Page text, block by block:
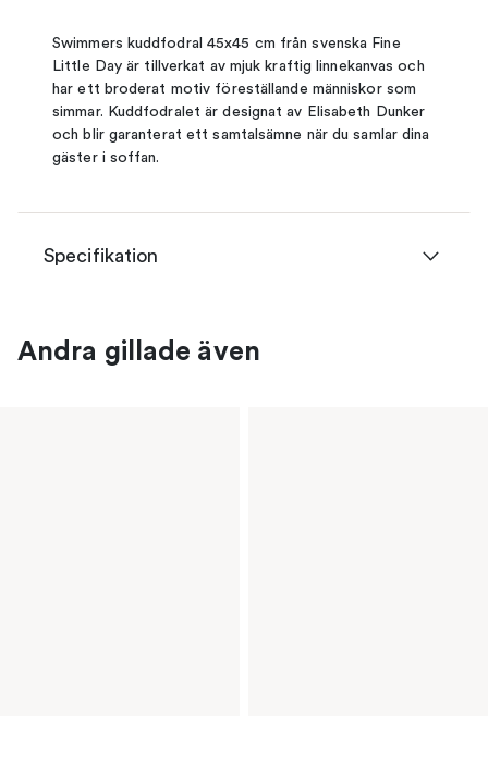
Swimmers kuddfodral 45x45 cm från svenska Fine
Little Day är tillverkat av mjuk kraftig linnekanvas och
har ett broderat motiv föreställande människor som
simmar. Kuddfodralet är designat av Elisabeth Dunker
och blir garanterat ett samtalsämne när du samlar dina
gäster i soffan.
Specifikation
Andra gillade även